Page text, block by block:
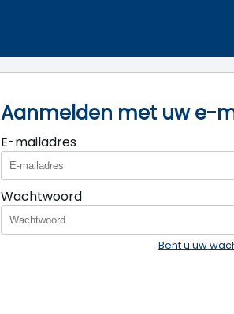
Aanmelden met uw e-
E-mailadres
Wachtwoord
Bent u uw